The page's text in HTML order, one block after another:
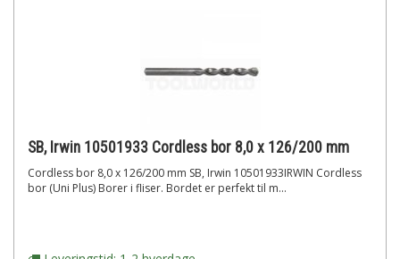
SB, Irwin 10501933 Cordless bor 8,0 x 126/200 mm
Cordless bor 8,0 x 126/200 mm SB, Irwin 10501933IRWIN Cordless
bor (Uni Plus) Borer i fliser. Bordet er perfekt til m...